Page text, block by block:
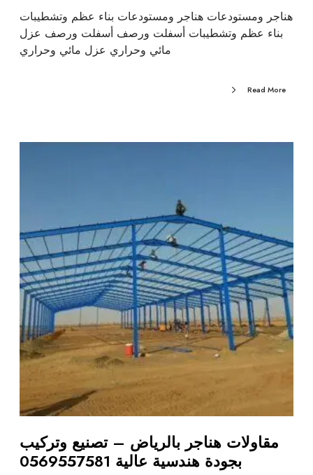
هناجر ومستودعات هناجر ومستودعات بناء عظم وتشطيبات
بناء عظم وتشطيبات أسفلت ورصف أسفلت ورصف عزل
مائي وحراري عزل مائي وحراري
Read More
مقاولات هناجر بالرياض – تصنيع وتركيب
بجودة هندسية عالية 0569557581